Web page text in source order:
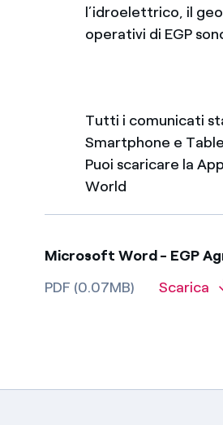
l’idroelettrico, il
operativi di EGP
Tutti i comunicati
Smartphone e
Puoi scaricare la
World
Microsoft Word - EGP
PDF (0.07MB)
Scarica